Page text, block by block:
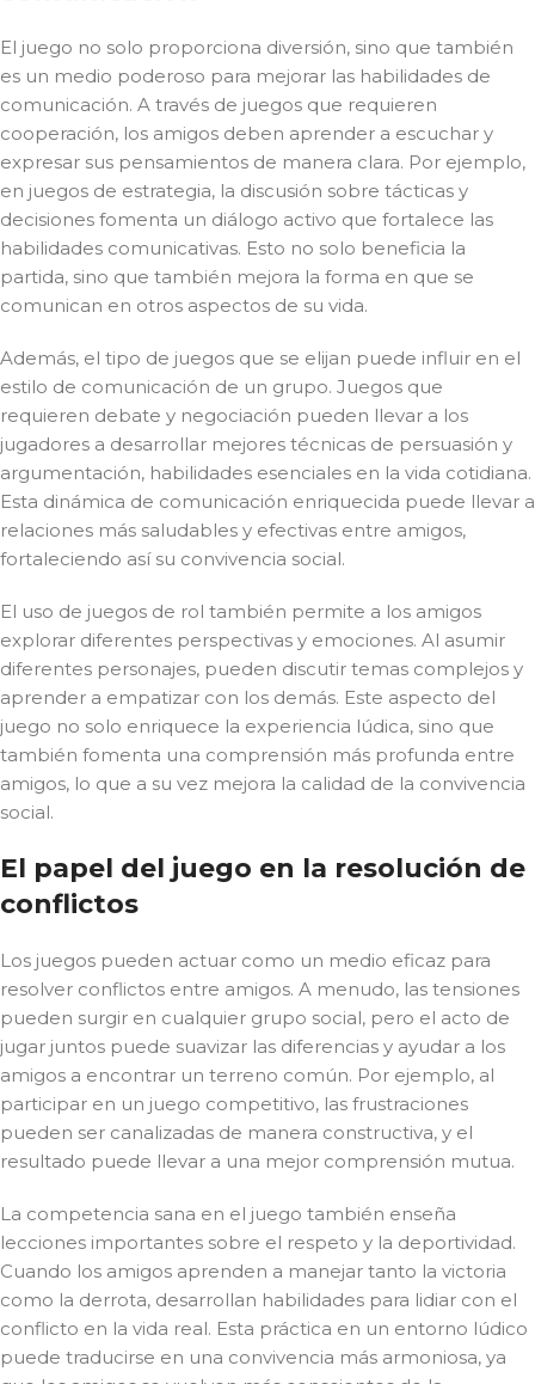
El juego no solo proporciona diversión, sino que también
es un medio poderoso para mejorar las habilidades de
comunicación. A través de juegos que requieren
cooperación, los amigos deben aprender a escuchar y
expresar sus pensamientos de manera clara. Por ejemplo,
en juegos de estrategia, la discusión sobre tácticas y
decisiones fomenta un diálogo activo que fortalece las
habilidades comunicativas. Esto no solo beneficia la
partida, sino que también mejora la forma en que se
comunican en otros aspectos de su vida.
Además, el tipo de juegos que se elijan puede influir en el
estilo de comunicación de un grupo. Juegos que
requieren debate y negociación pueden llevar a los
jugadores a desarrollar mejores técnicas de persuasión y
argumentación, habilidades esenciales en la vida cotidiana.
Esta dinámica de comunicación enriquecida puede llevar a
relaciones más saludables y efectivas entre amigos,
fortaleciendo así su convivencia social.
El uso de juegos de rol también permite a los amigos
explorar diferentes perspectivas y emociones. Al asumir
diferentes personajes, pueden discutir temas complejos y
aprender a empatizar con los demás. Este aspecto del
juego no solo enriquece la experiencia lúdica, sino que
también fomenta una comprensión más profunda entre
amigos, lo que a su vez mejora la calidad de la convivencia
social.
El papel del juego en la resolución de
conflictos
Los juegos pueden actuar como un medio eficaz para
resolver conflictos entre amigos. A menudo, las tensiones
pueden surgir en cualquier grupo social, pero el acto de
jugar juntos puede suavizar las diferencias y ayudar a los
amigos a encontrar un terreno común. Por ejemplo, al
participar en un juego competitivo, las frustraciones
pueden ser canalizadas de manera constructiva, y el
resultado puede llevar a una mejor comprensión mutua.
La competencia sana en el juego también enseña
lecciones importantes sobre el respeto y la deportividad.
Cuando los amigos aprenden a manejar tanto la victoria
como la derrota, desarrollan habilidades para lidiar con el
conflicto en la vida real. Esta práctica en un entorno lúdico
puede traducirse en una convivencia más armoniosa, ya